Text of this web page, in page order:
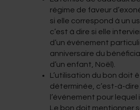
régime de faveur
si elle correspond à un
c’est à dire si elle
d’un événement
anniversaire du
d’un enfant, Noël).
L’utilisation du bon doit
déterminée, c’est-à-dire
l’événement pour lequel
Le bon doit mentionner